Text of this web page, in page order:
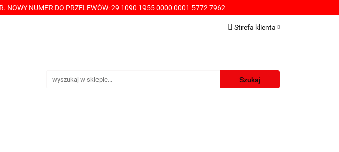
NOWY NUMER DO PRZELEWÓW: 29 1090 1955 0000 0001 5772 7962
Strefa klienta
Zarejestruj się
Dodaj zgłoszenie
PRZECZYTAJ! <----- PŁATNOŚCI